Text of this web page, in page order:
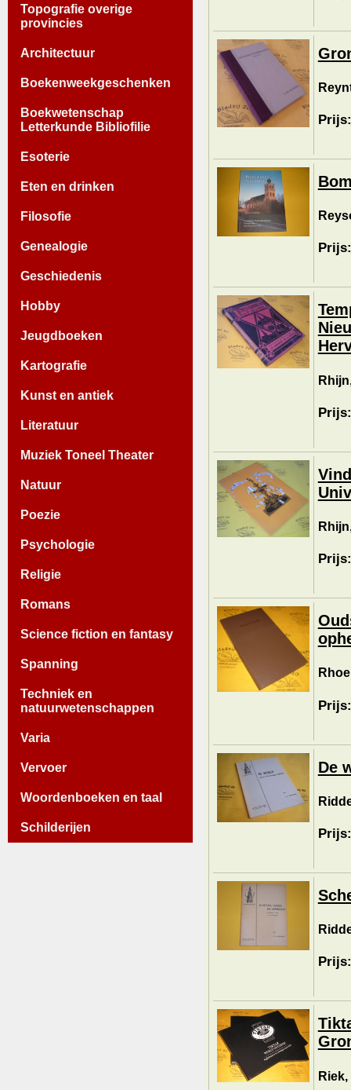
Topografie overige
provincies
Architectuur
Boekenweekgeschenken
Boekwetenschap
Letterkunde Bibliofilie
Esoterie
Eten en drinken
Filosofie
Genealogie
Geschiedenis
Hobby
Jeugdboeken
Kartografie
Kunst en antiek
Literatuur
Muziek Toneel Theater
Natuur
Poezie
Psychologie
Religie
Romans
Science fiction en fantasy
Spanning
Techniek en
natuurwetenschappen
Varia
Vervoer
Woordenboeken en taal
Schilderijen
De
Riek,